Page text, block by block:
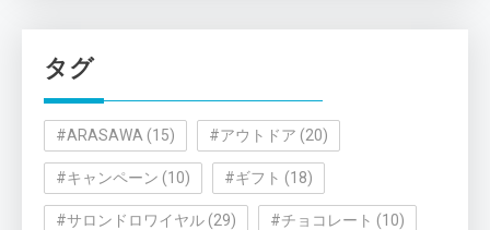
ー
タグ
#ARASAWA (15) #アウトドア (20)
#キャンペーン (10) #ギフト (18)
#サロンドロワイヤル (29) #チョコレート (10)